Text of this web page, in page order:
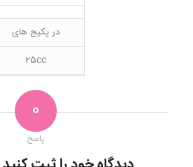
در پکیج های
25cc
0
پاسخ